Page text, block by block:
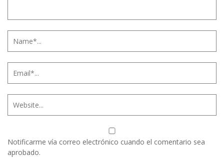
Notificarme vía correo electrónico cuando el comentario sea
aprobado.